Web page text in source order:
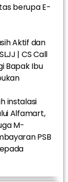
berupa E-
Aktif dan
| CS Call
Bapak Ibu
instalasi
Alfamart,
M-
PSB